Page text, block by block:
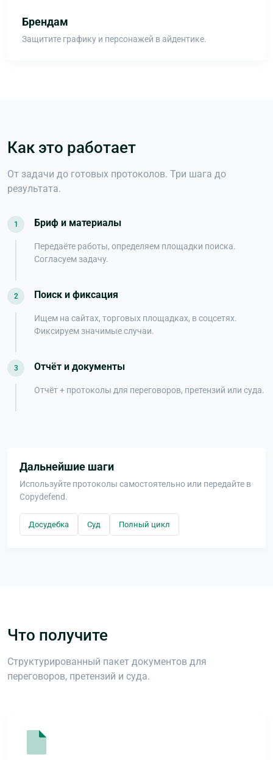
Брендам
Защитите графику и персонажей в айдентике.
Как это работает
От задачи до готовых протоколов. Три шага до
результата.
1 Бриф и материалы
Передаёте работы, определяем площадки поиска.
Согласуем задачу.
2 Поиск и фиксация
Ищем на сайтах, торговых площадках, в соцсетях.
Фиксируем значимые случаи.
3 Отчёт и документы
Отчёт + протоколы для переговоров, претензий или суда.
Дальнейшие шаги
Используйте протоколы самостоятельно или передайте в
Copydefend.
Досудебка Суд Полный цикл
Что получите
Структурированный пакет документов для
переговоров, претензий и суда.